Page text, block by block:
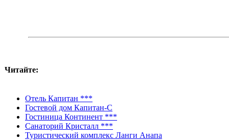
Читайте:
Отель Капитан ***
Гостевой дом Капитан-С
Гостиница Континент ***
Санаторий Кристалл ***
Туристический комплекс Ланги Анапа